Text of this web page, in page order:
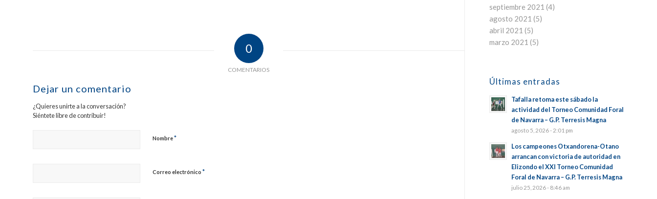
0
COMENTARIOS
Dejar un comentario
¿Quieres unirte a la conversación?
Siéntete libre de contribuir!
Nombre*
Correo electrónico *
septiembre 2021 (4)
agosto 2021 (5)
abril 2021 (5)
marzo 2021 (5)
Últimas entradas
Tafalla retoma este sábado la
actividad del Torneo Comunidad Foral
de Navarra – G.P. Terresis Magna
agosto 5, 2026 - 2:01 pm
Los campeones Otxandorena-Otano
arrancan con victoria de autoridad en
Elizondo el XXI Torneo Comunidad
Foral de Navarra – G.P. Terresis Magna
julio 25, 2026 - 8:46 am